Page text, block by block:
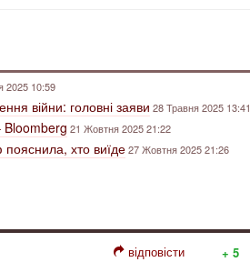
2025 10:59
війни: головні заяви 28 Травня 2025 13:41
Bloomberg 21 Жовтня 2025 21:22
пояснила, хто виїде27 Жовтня 2025 21:26
відповісти + 5